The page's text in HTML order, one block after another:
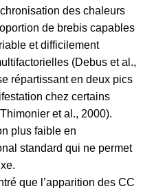
des chaleurs
de brebis capables
et difficilement
(Debus et al.,
répartissant en deux pics
chez certains
et al., 2000).
plus faible en
standard qui ne permet
que l’apparition des CC